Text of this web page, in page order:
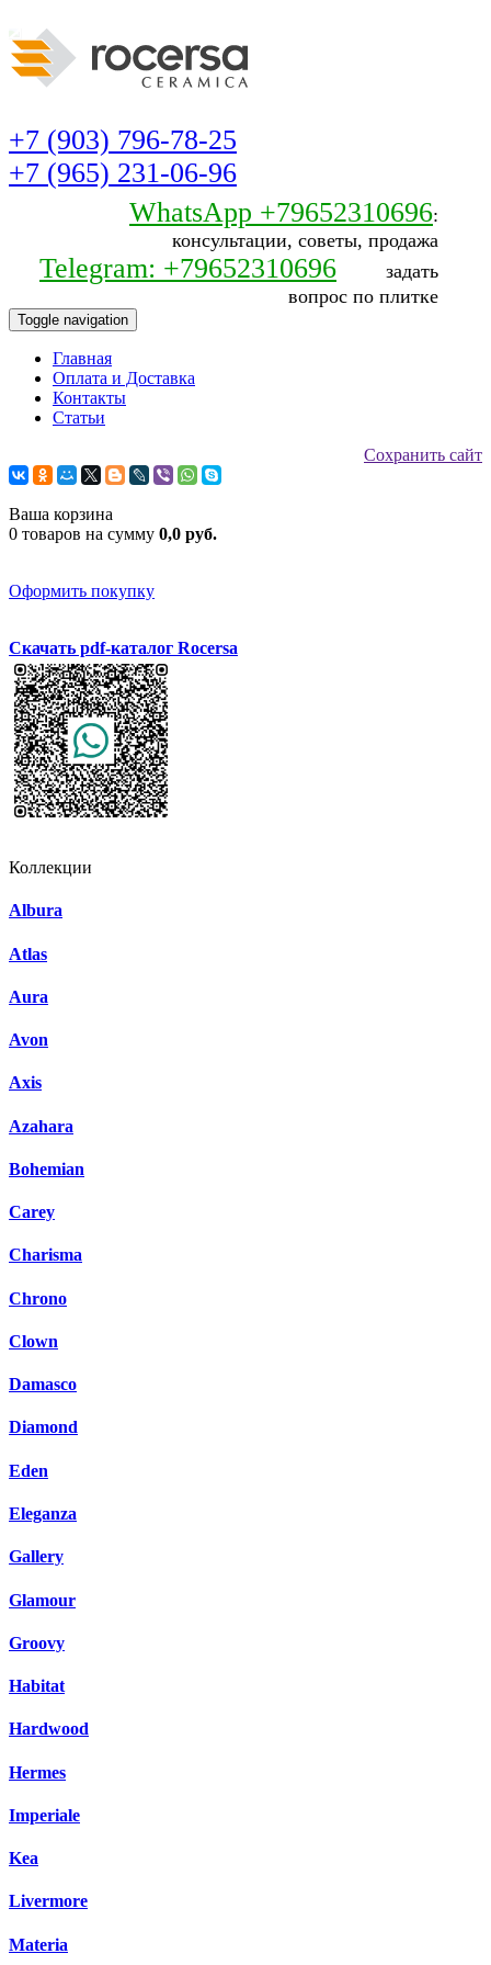
+7 (903) 796-78-25
+7 (965) 231-06-96
WhatsApp +79652310696:
консультации, советы, продажа
Telegram: +79652310696
задать
вопрос по плитке
Toggle navigation
Главная
Оплата и Доставка
Контакты
Статьи
Сохранить сайт
Ваша корзина
0 товаров на сумму 0,0 руб.
Оформить покупку
Скачать pdf-каталог Rocersa
Коллекции
Albura
Atlas
Aura
Avon
Axis
Azahara
Bohemian
Carey
Charisma
Chrono
Clown
Damasco
Diamond
Eden
Eleganza
Gallery
Glamour
Groovy
Habitat
Hardwood
Hermes
Imperiale
Kea
Livermore
Materia